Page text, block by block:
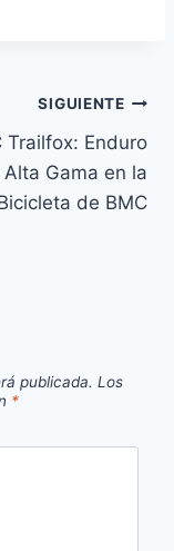
SIGUIENTE
Trailfox: Enduro
Alta Gama en la
de BMC
publicada. Los
*